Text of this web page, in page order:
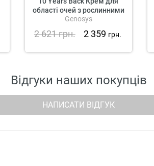
області очей з рослинними
стовбуровими клітинами
Genosys
2 621грн. 2 359 грн.
Відгуки наших покупців
НАПИСАТИ ВІДГУК